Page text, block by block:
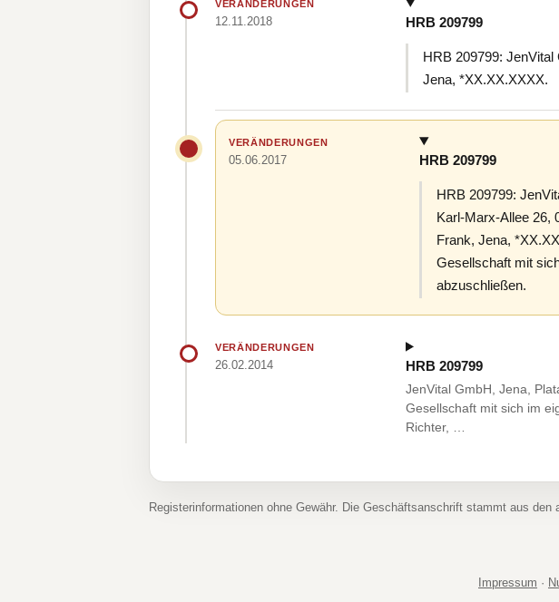
VERÄNDERUNGEN
12.11.2018 HRB 209799
HRB 209799:
Jena, *XX.XX.XXXX.
VERÄNDERUNGEN
05.06.2017 HRB 209799
HRB 209799:
Karl-Marx-Allee 26,
Frank, Jena,
Gesellschaft mit
abzuschließen.
VERÄNDERUNGEN
26.02.2014 HRB 209799
JenVital GmbH, Jena,
Gesellschaft mit sich im
Richter, …
Registerinformationen ohne Gewähr. Die Geschäftsanschrift stammt aus
Impressum ·